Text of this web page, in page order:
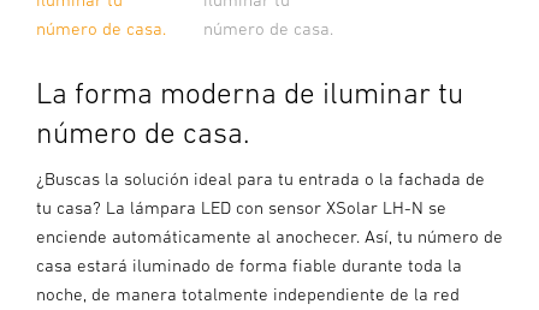
número de casa.
número de casa.
La forma moderna de iluminar tu
número de casa.
¿Buscas la solución ideal para tu entrada o la fachada de
tu casa? La lámpara LED con sensor XSolar LH-N se
enciende automáticamente al anochecer. Así, tu número de
casa estará iluminado de forma fiable durante toda la
noche, de manera totalmente independiente de la red